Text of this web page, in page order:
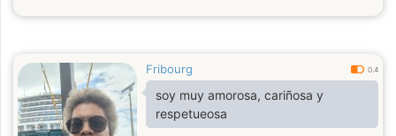
Fribourg 0.4
soy muy amorosa, cariñosa y
respetueosa